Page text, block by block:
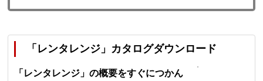
「レンタレンジ」カタログダウンロード
「レンタレンジ」の概要をすぐにつかん